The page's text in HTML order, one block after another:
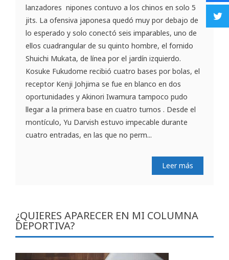
lanzadores nipones contuvo a los chinos en solo 5
jits. La ofensiva japonesa quedó muy por debajo de
lo esperado y solo conectó seis imparables, uno de
ellos cuadrangular de su quinto hombre, el fornido
Shuichi Mukata, de línea por el jardín izquierdo.
Kosuke Fukudome recibió cuatro bases por bolas, el
receptor Kenji Johjima se fue en blanco en dos
oportunidades y Akinori Iwamura tampoco pudo
llegar a la primera base en cuatro turnos . Desde el
montículo, Yu Darvish estuvo impecable durante
cuatro entradas, en las que no perm...
Leer más
¿QUIERES APARECER EN MI COLUMNA
DEPORTIVA?